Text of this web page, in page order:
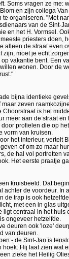
Soms vragen ze me:
en zijn collega
organiseren. "Met
van de Sint-
en het H. Vormsel.
priesters doen,
alleen de straat even
moet je echt
vakantie bent. Een
wonen. Door de
bijna identieke
zeven
is het
meer aan de straat
profielen die op
vorm van kruisen.
het interieur, vertelt
of om zo maar
de hal vol portretten
Het eerste praatje
kruisbeeld. Dat
de voordeur.
de trap is ook
met een in glas
centraal in het huis
ongeveer hetzelfde.
deuren ook 'loze'
van deuren.
- de Sint-Jan is
Hij laat zien wat
zieke het Heilig